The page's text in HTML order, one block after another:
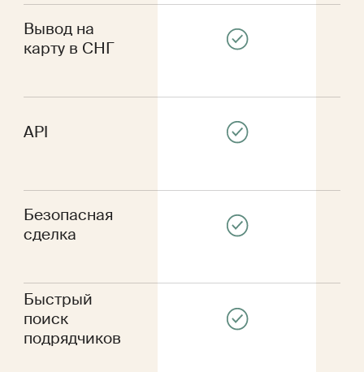
Вывод на
карту в СНГ
API
Безопасная
сделка
Быстрый
поиск
подрядчиков